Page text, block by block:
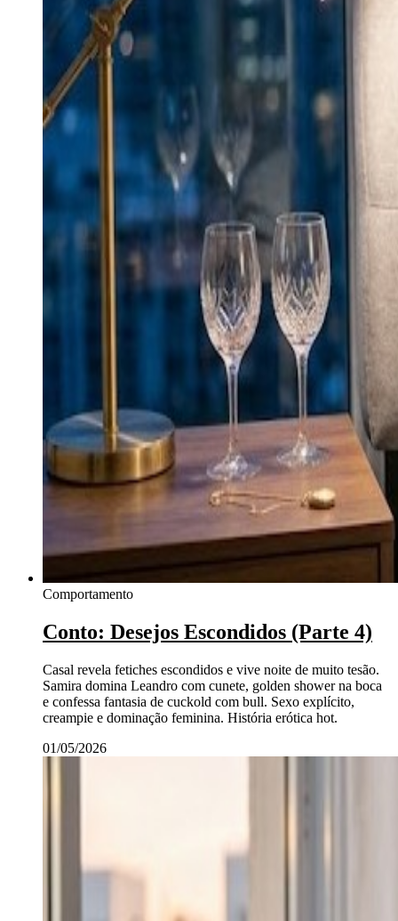
Comportamento
Conto: Desejos Escondidos (Parte 4)
Casal revela fetiches escondidos e vive noite de muito tesão.
Samira domina Leandro com cunete, golden shower na boca
e confessa fantasia de cuckold com bull. Sexo explícito,
creampie e dominação feminina. História erótica hot.
01/05/2026